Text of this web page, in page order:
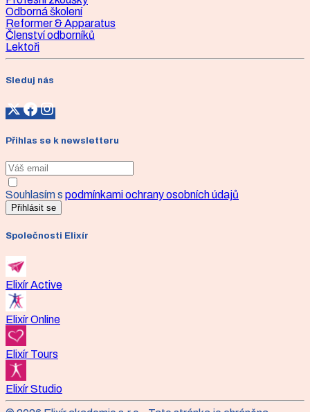
Odborná školení
Reformer & Apparatus
Členství odborníků
Lektoři
Sleduj nás
Přihlas se k newsletteru
Souhlasím s podmínkami ochrany osobních údajů
Přihlásit se
Společnosti Elixír
Elixír Active
Elixír Online
Elixír Tours
Elixír Studio